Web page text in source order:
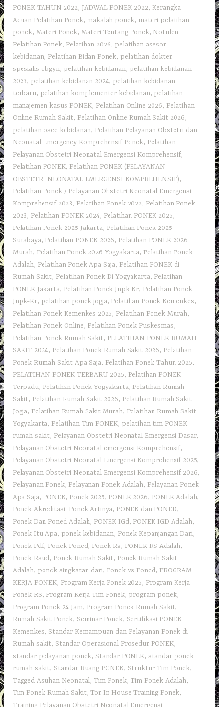
PONEK TAHUN 2022, JADWAL PONEK 2022, Kerangka
Acuan Pelatihan Ponek, makalah ponek, materi pelatihan
ponek,Materi Ponek,Materi Tentang Ponek, Notulen
Pelatihan Ponek, Pelatihan 2026, pelatihan asesor
kebidanan, Pelatihan Bidan Ponek, pelatihan dokter
spesialis obgyn, pelatihan kebidanan, pelatihan kebidanan
2023, pelatihan kebidanan 2024, pelatihan kebidanan
terbaru, pelatihan komplementer kebidanan, pelatihan
manajemen kasus PONEK, Pelatihan Online 2026, Pelatihan
Online Rumah Sakit, Pelatihan Online Rumah Sakit 2026,
pelatihan osce kebidanan, Pelatihan Pelayanan Obstetri dan
Neonatal Emergency Komprehensif Ponek, Pelatihan
Pelayanan Obstetri Neonatal Emergensi Komprehensif,
Pelatihan PONEK, Pelatihan PONEK (PELAYANAN
OBSTETRI NEONATAL EMERGENSI KOMPREHENSIF),
Pelatihan Ponek / Pelayanan Obstetri Neonatal Emergensi
Komprehensif 2023, Pelatihan Ponek 2022, Pelatihan Ponek
2023, Pelatihan PONEK 2024, Pelatihan PONEK 2025,
Pelatihan Ponek 2025 Jakarta, Pelatihan Ponek 2025
Surabaya, Pelatihan PONEK 2026, Pelatihan PONEK 2026
Murah, Pelatihan Ponek 2026 Yogyakarta, Pelatihan Ponek
Adalah, Pelatihan Ponek Apa Saja, Pelatihan PONEK di
Rumah Sakit, Pelatihan Ponek Di Yogyakarta, Pelatihan
PONEK Jakarta, Pelatihan Ponek Jnpk Kr, Pelatihan Ponek
Jnpk-Kr, pelatihan ponek jogja, Pelatihan Ponek Kemenkes,
Pelatihan Ponek Kemenkes 2025, Pelatihan Ponek Murah,
Pelatihan Ponek Online, Pelatihan Ponek Puskesmas,
Pelatihan Ponek Rumah Sakit, PELATIHAN PONEK RUMAH
SAKIT 2024, Pelatihan Ponek Rumah Sakit 2026, Pelatihan
Ponek Rumah Sakit Apa Saja, Pelatihan Ponek Tahun 2025,
PELATIHAN PONEK TERBARU 2025, Pelatihan PONEK
Terpadu, Pelatihan Ponek Yogyakarta, Pelatihan Rumah
Sakit‎, Pelatihan Rumah Sakit 2026, Pelatihan Rumah Sakit
Jogja, Pelatihan Rumah Sakit Murah, Pelatihan Rumah Sakit
Yogyakarta, Pelatihan Tim PONEK, pelatihan tim PONEK
rumah sakit, Pelayanan Obstetri Neonatal Emergensi Dasar,
Pelayanan Obstetri Neonatal emergensi Komprehensif,
Pelayanan Obstetri Neonatal Emergensi Komprehensif 2025,
Pelayanan Obstetri Neonatal Emergensi Komprehensif 2026,
Pelayanan Ponek, Pelayanan Ponek Adalah, Pelayanan Ponek
Apa Saja, PONEK, Ponek 2025, PONEK 2026, PONEK Adalah,
Ponek Akreditasi, Ponek Artinya, PONEK dan PONED,
Ponek Dan Poned Adalah, PONEK IGd, PONEK IGD Adalah,
Ponek Itu Apa, ponek kebidanan, Ponek Kepanjangan Dari,
Ponek Pdf, Ponek Poned, Ponek Rs, PONEK RS Adalah,
Ponek Rsud, Ponek Rumah Sakit, Ponek Rumah Sakit
Adalah, ponek singkatan dari, Ponek vs Poned, PROGRAM
KERJA PONEK, Program Kerja Ponek 2025, Program Kerja
Ponek RS, Program Kerja Tim Ponek, program ponek,
Program Ponek 24 Jam, Program Ponek Rumah Sakit,
Rumah Sakit Ponek, Seminar Ponek, Sertifikasi PONEK
Kemenkes, Standar Kemampuan dan Pelayanan Ponek di
Rumah sakit, Standar Operasional Prosedur PONEK,
standar pelayanan ponek, Standar PONEK,standar ponek
rumah sakit, Standar Ruang PONEK, Struktur Tim Ponek,
Tagged Asuhan Neonatal,Tim Ponek,Tim Ponek Adalah,
Tim Ponek Rumah Sakit,Tor In House Training Ponek,
Training Pelayanan Obstetri Neonatal Emergensi